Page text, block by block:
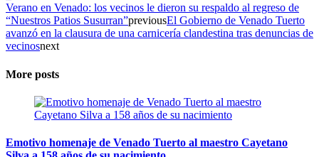
Verano en Venado: los vecinos le dieron su respaldo al regreso de
“Nuestros Patios Susurran”previousEl Gobierno de Venado Tuerto
avanzó en la clausura de una carnicería clandestina tras denuncias de
vecinosnext
More posts
Emotivo homenaje de Venado Tuerto al maestro Cayetano